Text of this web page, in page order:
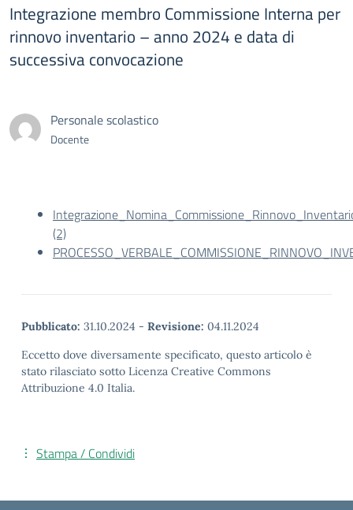
Integrazione membro Commissione Interna per
rinnovo inventario – anno 2024 e data di
successiva convocazione
Personale scolastico
Docente
(2)
Pubblicato: 31.10.2024 - Revisione: 04.11.2024
Eccetto dove diversamente specificato, questo articolo è
stato rilasciato sotto Licenza Creative Commons
Attribuzione 4.0 Italia.
Stampa / Condividi